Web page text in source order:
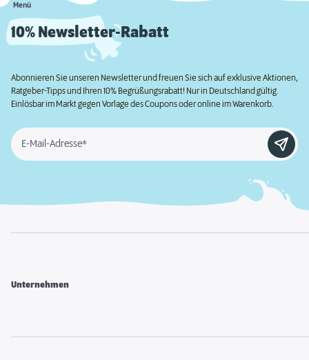
Menü
10% Newsletter-Rabatt
Abonnieren Sie unseren Newsletter und freuen Sie sich auf exklusive Aktionen,
Ratgeber-Tipps und Ihren 10% Begrüßungsrabatt! Nur in Deutschland gültig.
Einlösbar im Markt gegen Vorlage des Coupons oder online im Warenkorb.
E-Mail-Adresse*
Unternehmen